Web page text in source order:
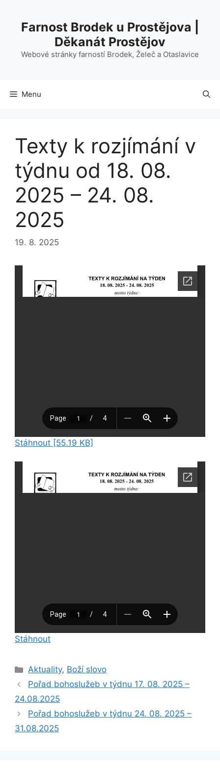
obsahFarnost Brodek u Prostějova |
Děkanát Prostějov
Webové stránky farností Brodek, Želeč a Otaslavice
Menu
Texty k rozjímání v
týdnu od 18. 08.
2025 – 24. 08.
2025
19. 8. 2025
Stáhnout [55.19 KB]
Stáhnout
Rubriky
Aktuality, Boží slovo
Pořad bohoslužeb v týdnu 17. 08. 2025 –
24.08.2025
Pořad bohoslužeb v týdnu 24. 08. 2025 –
31.08.2025